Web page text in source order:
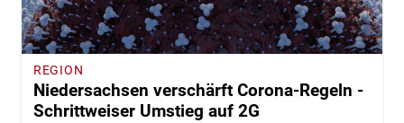
REGION
Niedersachsen verschärft Corona-Regeln -
Schrittweiser Umstieg auf 2G